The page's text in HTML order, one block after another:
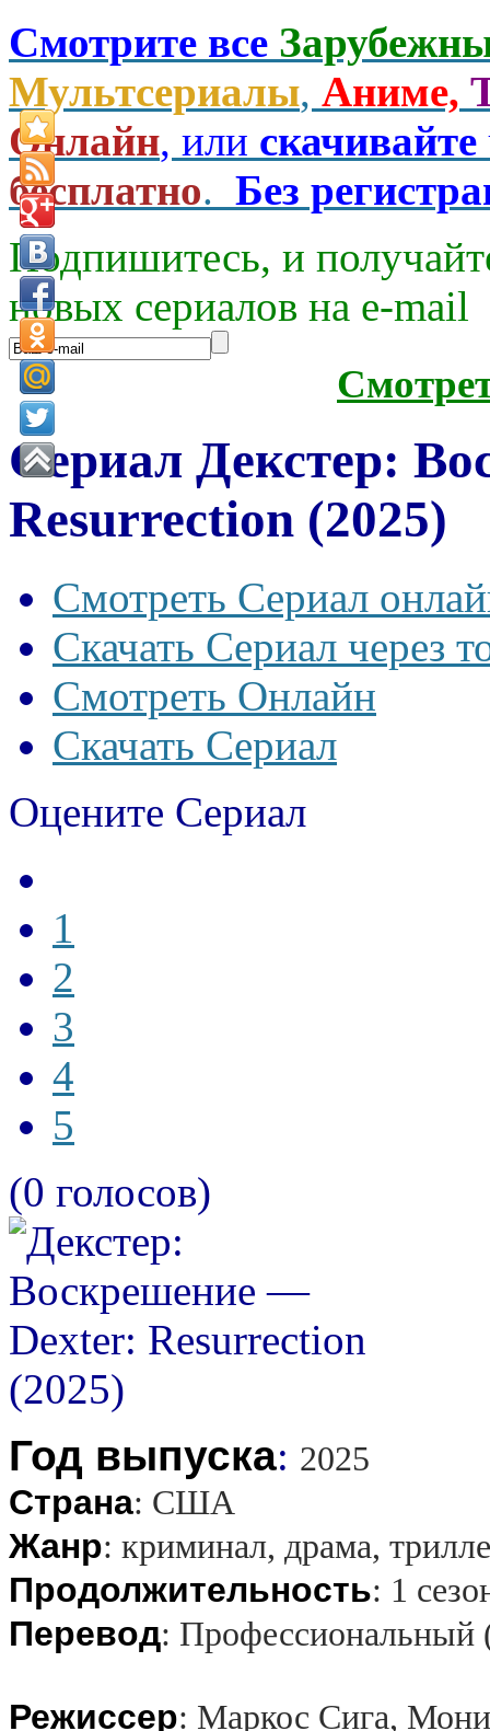
Смотрите все
Мультсериалы, Аниме,
Онлайн, или скачивайте
бесплатно. Без
Подпишитесь, и
новых сериалов на e-mаil
Сериал Декстер:
Resurrection (2025)
Смотреть Сериал
Скачать Сериал через
Смотреть Онлайн
Скачать Сериал
Оцените Сериал
1
2
3
4
5
(0 голосов)
Год выпуска: 2025
Страна: США
Жанр: криминал, драма,
Продолжительность: 1
Перевод: Профессиональный
Режиссер: Маркос Сига,